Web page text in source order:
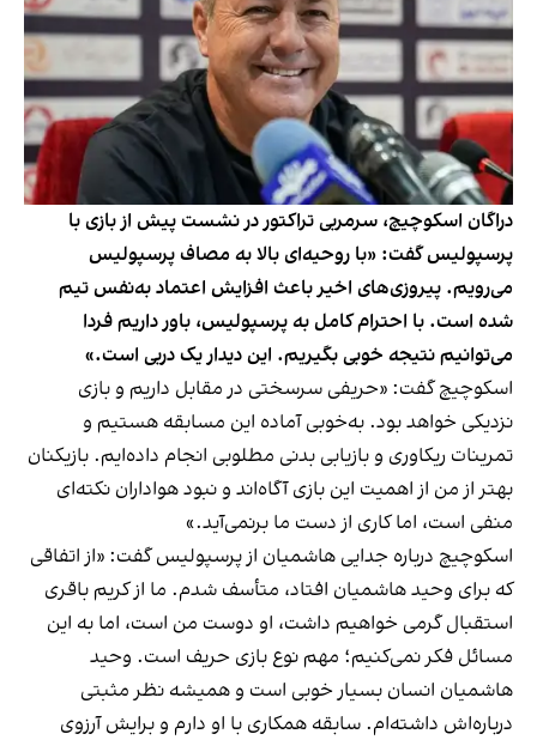
دراگان اسکوچیچ، سرمربی تراکتور در نشست پیش از بازی با
پرسپولیس گفت: «با روحیه‌ای بالا به مصاف پرسپولیس
می‌رویم. پیروزی‌های اخیر باعث افزایش اعتماد به‌نفس تیم
شده است. با احترام کامل به پرسپولیس، باور داریم فردا
می‌توانیم نتیجه خوبی بگیریم. این دیدار یک دربی است.»
اسکوچیچ گفت: «حریفی سرسختی در مقابل داریم و بازی
نزدیکی خواهد بود. به‌خوبی آماده‌ این مسابقه هستیم و
تمرینات ریکاوری و بازیابی بدنی مطلوبی انجام داده‌ایم. بازیکنان
بهتر از من از اهمیت این بازی آگاه‌اند و نبود هواداران نکته‌ای
منفی است، اما کاری از دست ما برنمی‌آید.»
اسکوچیچ درباره جدایی هاشمیان از پرسپولیس گفت: «از اتفاقی
که برای وحید هاشمیان افتاد، متأسف شدم. ما از کریم باقری
استقبال گرمی خواهیم داشت، او دوست من است، اما به این
مسائل فکر نمی‌کنیم؛ مهم نوع بازی حریف است. وحید
هاشمیان انسان بسیار خوبی است و همیشه نظر مثبتی
درباره‌اش داشته‌ام. سابقه‌ همکاری با او دارم و برایش آرزوی